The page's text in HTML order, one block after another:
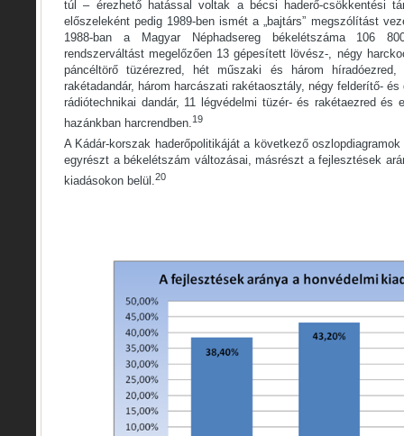
túl – érezhető hatással voltak a bécsi haderő-csökkentési
előszeleként pedig 1989-ben ismét a „bajtárs” megszólítást
1988-ban a Magyar Néphadsereg békelétszáma 106
rendszerváltást megelőzően 13 gépesített lövész-, négy
páncéltörő tüzérezred, hét műszaki és három híradóezred,
rakétadandár, három harcászati rakétaosztály, négy felderítő-
rádiótechnikai dandár, 11 légvédelmi tüzér- és rakétaezred és
hazánkban harcrendben.19
A Kádár-korszak haderőpolitikáját a következő
egyrészt a békelétszám változásai, másrészt a fejlesztések
kiadásokon belül.20